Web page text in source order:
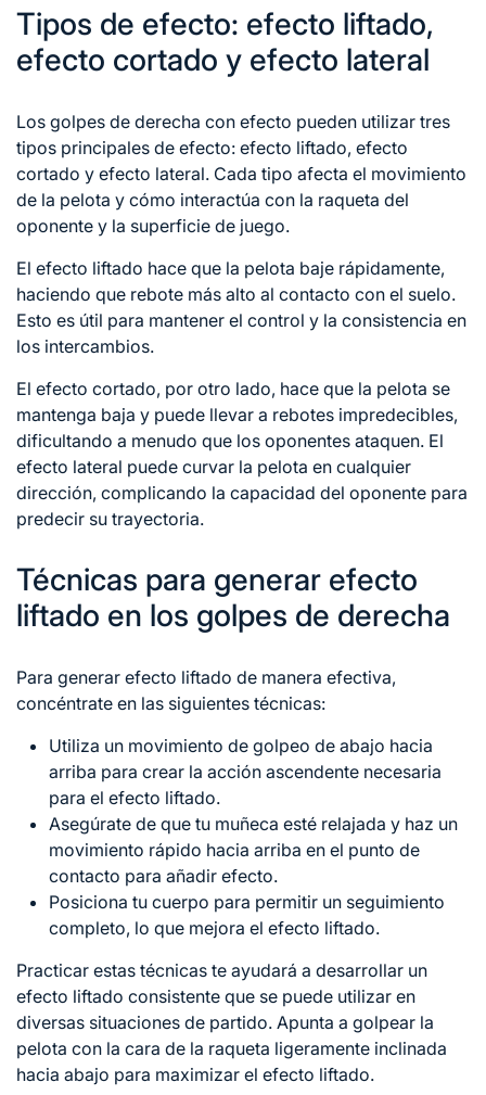
Tipos de efecto: efecto liftado,
efecto cortado y efecto lateral
Los golpes de derecha con efecto pueden utilizar tres
tipos principales de efecto: efecto liftado, efecto
cortado y efecto lateral. Cada tipo afecta el movimiento
de la pelota y cómo interactúa con la raqueta del
oponente y la superficie de juego.
El efecto liftado hace que la pelota baje rápidamente,
haciendo que rebote más alto al contacto con el suelo.
Esto es útil para mantener el control y la consistencia en
los intercambios.
El efecto cortado, por otro lado, hace que la pelota se
mantenga baja y puede llevar a rebotes impredecibles,
dificultando a menudo que los oponentes ataquen. El
efecto lateral puede curvar la pelota en cualquier
dirección, complicando la capacidad del oponente para
predecir su trayectoria.
Técnicas para generar efecto
liftado en los golpes de derecha
Para generar efecto liftado de manera efectiva,
concéntrate en las siguientes técnicas:
Utiliza un movimiento de golpeo de abajo hacia
arriba para crear la acción ascendente necesaria
para el efecto liftado.
Asegúrate de que tu muñeca esté relajada y haz un
movimiento rápido hacia arriba en el punto de
contacto para añadir efecto.
Posiciona tu cuerpo para permitir un seguimiento
completo, lo que mejora el efecto liftado.
Practicar estas técnicas te ayudará a desarrollar un
efecto liftado consistente que se puede utilizar en
diversas situaciones de partido. Apunta a golpear la
pelota con la cara de la raqueta ligeramente inclinada
hacia abajo para maximizar el efecto liftado.